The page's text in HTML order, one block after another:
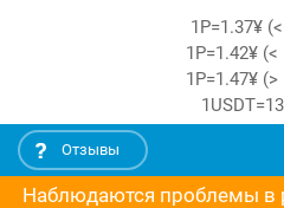
1Р=1.37¥
1Р=1.42¥ (<
1Р=1.47¥ (>
Отзывы
Наблюдаются проблемы в